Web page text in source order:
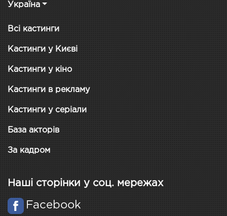
Україна
Всі кастинги
Кастинги у Києві
Кастинги у кіно
Кастинги в рекламу
Кастинги у серіали
База акторів
За кадром
Наші сторінки у соц. мережах
Facebook